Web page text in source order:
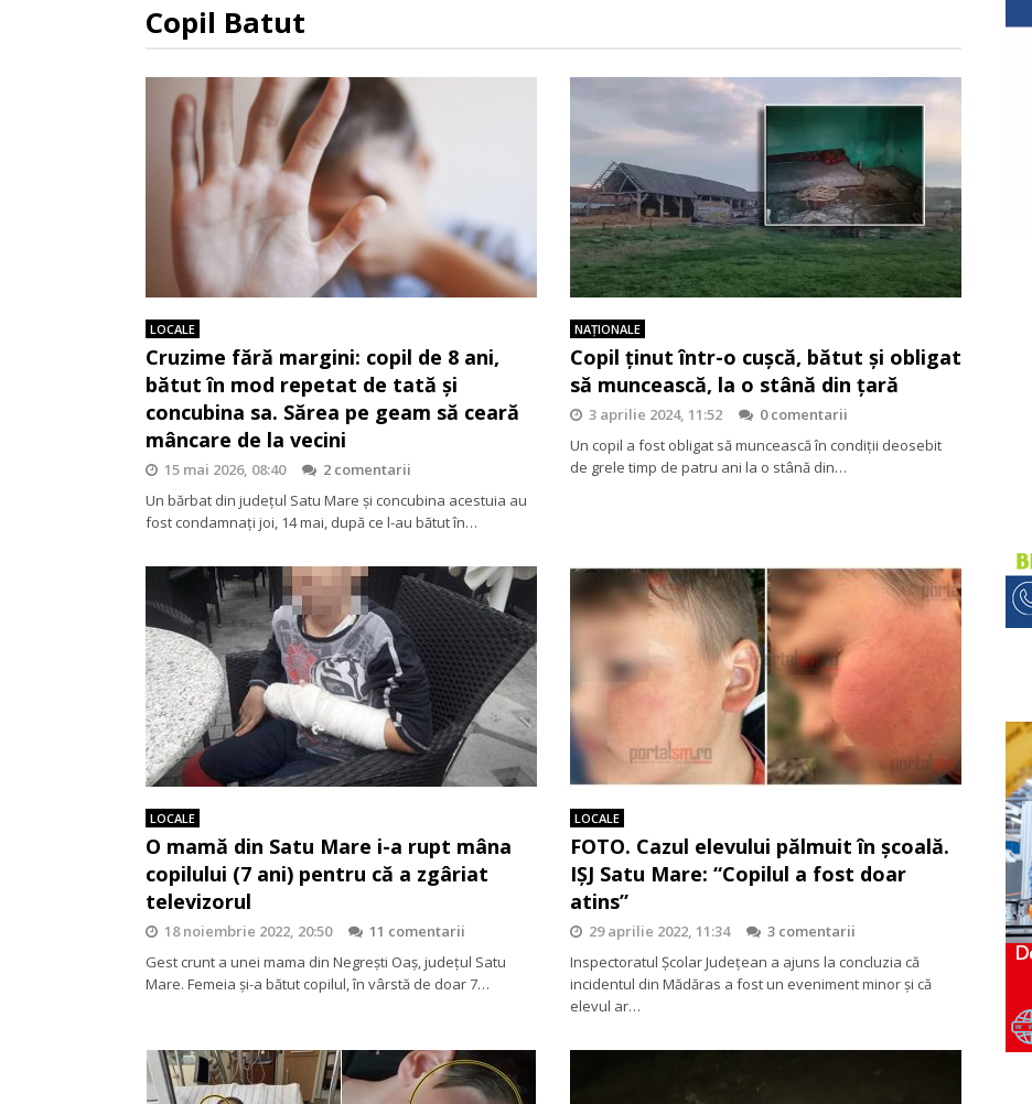
Copil Batut
LOCALE
Cruzime fără margini: copil de 8 ani,
bătut în mod repetat de tată și
concubina sa. Sărea pe geam să ceară
mâncare de la vecini
15 mai 2026, 08:40
2 comentarii
Un bărbat din județul Satu Mare și concubina acestuia au
fost condamnați joi, 14 mai, după ce l-au bătut în…
NAŢIONALE
Copil ținut într-o cușcă, bătut și obligat
să muncească, la o stână din țară
3 aprilie 2024, 11:52
0 comentarii
Un copil a fost obligat să muncească în condiții deosebit
de grele timp de patru ani la o stână din…
LOCALE
O mamă din Satu Mare i-a rupt mâna
copilului (7 ani) pentru că a zgâriat
televizorul
18 noiembrie 2022, 20:50
11 comentarii
Gest crunt a unei mama din Negrești Oaș, județul Satu
Mare. Femeia și-a bătut copilul, în vârstă de doar 7…
LOCALE
FOTO. Cazul elevului pălmuit în școală.
IȘJ Satu Mare: “Copilul a fost doar
atins”
29 aprilie 2022, 11:34
3 comentarii
Inspectoratul Școlar Județean a ajuns la concluzia că
incidentul din Mădăras a fost un eveniment minor și că
elevul ar…